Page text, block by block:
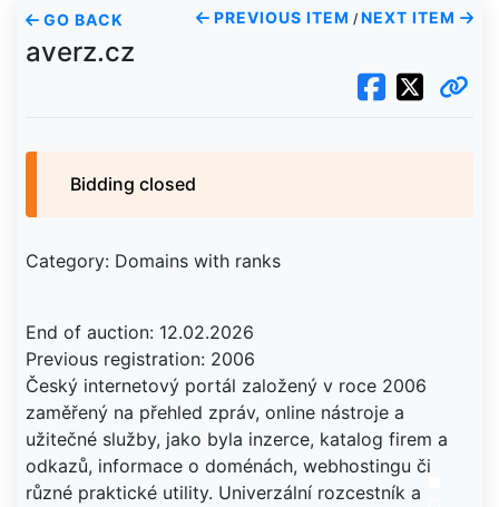
GO BACK PREVIOUS ITEM / NEXT ITEM
averz.cz
Bidding closed
Category: Domains with ranks
End of auction: 12.02.2026
Previous registration: 2006
Český internetový portál založený v roce 2006
zaměřený na přehled zpráv, online nástroje a
užitečné služby, jako byla inzerce, katalog firem a
odkazů, informace o doménách, webhostingu či
různé praktické utility. Univerzální rozcestník a